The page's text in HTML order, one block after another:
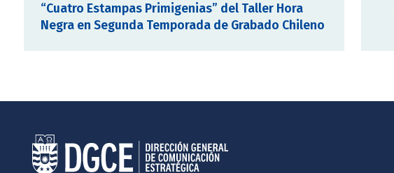
“Cuatro Estampas Primigenias” del Taller Hora
Negra en Segunda Temporada de Grabado Chileno